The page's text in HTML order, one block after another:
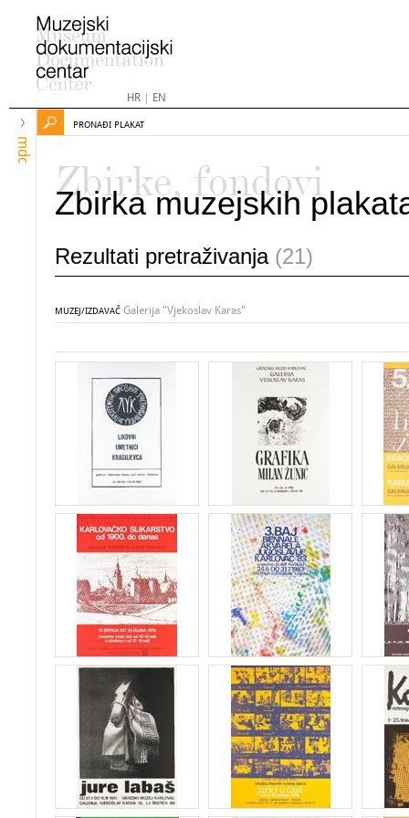
HR| EN
mdc
PRONAĐI PLAKAT
Zbirke, fondovi
Zbirka muzejskih
Rezultati pretraživanja (21)
MUZEJ/IZDAVAČ Galerija "Vjekoslav Karas"